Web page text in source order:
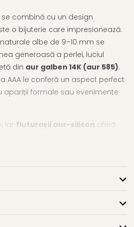
combină cu un design
o bijuterie care impresionează.
naturale albe de 9–10 mm se
generoasă a perlei, luciul
din aur galben 14K (aur 585).
AAA le conferă un aspect perfect
apariții formale sau evenimente
iar fluturașii aur-silicon oferă
de integrat în orice ținută.
din gama de